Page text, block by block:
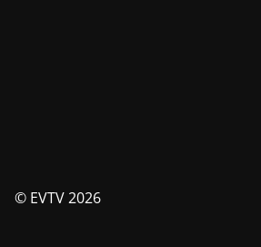
© EVTV 2026